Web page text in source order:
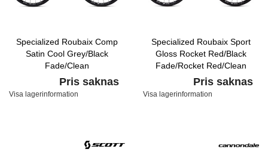
Specialized Roubaix Comp
Satin Cool Grey/Black
Fade/Clean
Pris saknas
Visa lagerinformation
Specialized Roubaix Sport
Gloss Rocket Red/Black
Fade/Rocket Red/Clean
Pris saknas
Visa lagerinformation